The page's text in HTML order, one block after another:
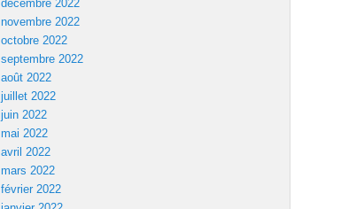
décembre 2022
novembre 2022
octobre 2022
septembre 2022
août 2022
juillet 2022
juin 2022
mai 2022
avril 2022
mars 2022
février 2022